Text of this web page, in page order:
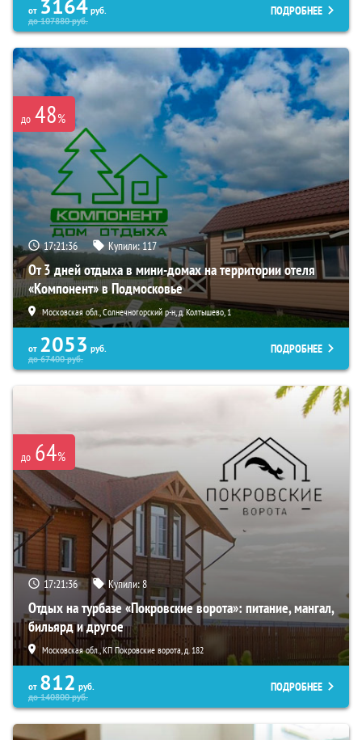
от 3164 руб.
до107880руб.
ПОДРОБНЕЕ
до 48%
17:21:35 Купили: 117
От 3 дней отдыха в мини-домах на территории отеля
«Компонент» в Подмосковье
Московская обл., Солнечногорский р-н, д. Колтышево, 1
от 2053 руб.
до67400руб.
ПОДРОБНЕЕ
до 64%
17:21:35 Купили:8
Отдых на турбазе «Покровские ворота»: питание, мангал,
бильярд и другое
Московская обл., КП Покровские ворота, д. 182
от 812 руб.
до140800руб.
ПОДРОБНЕЕ